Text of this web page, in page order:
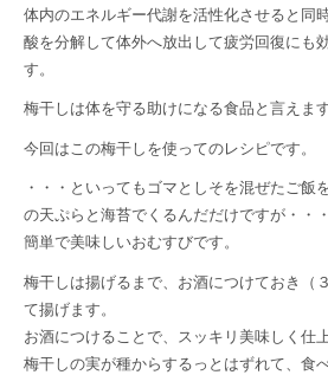
体内のエネルギー代謝を活性化させると同
酸を分解して体外へ放出して疲労回復にも
す。
梅干しは体を守る助けになる食品と言えます
今回はこの梅干しを使ってのレシピです。
・・・といってもゴマとしそを混ぜたご飯
の天ぷらと海苔でくるんだだけですが・・・
簡単で美味しいおむすびです。
梅干しは揚げるまで、お酒につけておき（
て揚げます。
お酒につけることで、スッキリ美味しく仕
梅干しの実が種からするっとはずれて、食